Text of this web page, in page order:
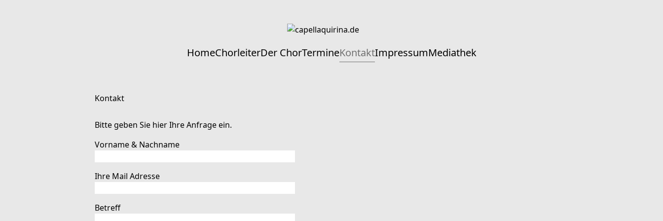
HomeChorleiterDer ChorTermineKontaktImpressumMediathek
Kontakt
Bitte geben Sie hier Ihre Anfrage ein.
Vorname & Nachname
Ihre Mail Adresse
Betreff